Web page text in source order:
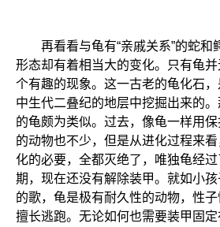
再看看与龟有“亲戚关系”的蛇和
形态却有着相当大的变化。只有龟
个有趣的现象。这一古老的龟化石
中生代二叠纪的地层中挖掘出来的
的龟颇为类似。过去，像龟一样用
的动物也不少，但是从进化过程来
化的必要，全都灭绝了，唯独龟经
期，现在还没有解除装甲。就如小
的歌，龟是极有耐久性的动物，性
擅长逃跑。无论如何也需要装甲固